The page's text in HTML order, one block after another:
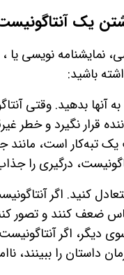
یک
نمایشنامه نویسی
باشید:
آنها بدهید. وقتی
قرار نگیرد و خطر
تبه‌کار است، مانند
درگیری را
کنید. اگر
ضعف کنند و تصور
دیگر، اگر
داستان را ببینند،